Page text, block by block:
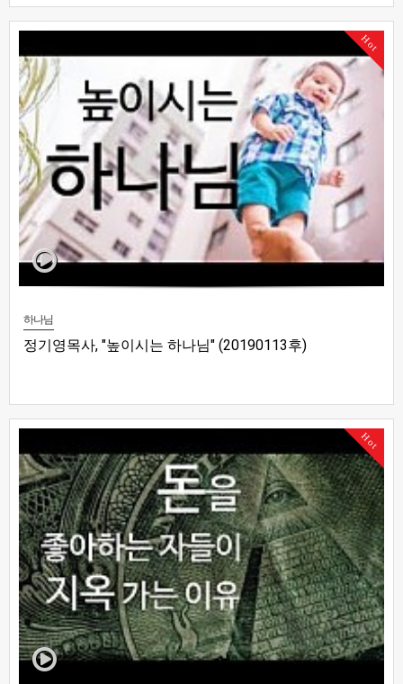
Hot
하나님
정기영목사, "높이시는 하나님" (20190113후)
Hot